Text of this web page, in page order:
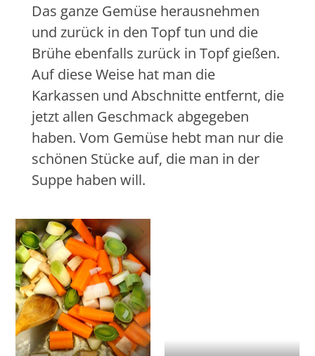
Das ganze Gemüse herausnehmen
und zurück in den Topf tun und die
Brühe ebenfalls zurück in Topf gießen.
Auf diese Weise hat man die
Karkassen und Abschnitte entfernt, die
jetzt allen Geschmack abgegeben
haben. Vom Gemüse hebt man nur die
schönen Stücke auf, die man in der
Suppe haben will.